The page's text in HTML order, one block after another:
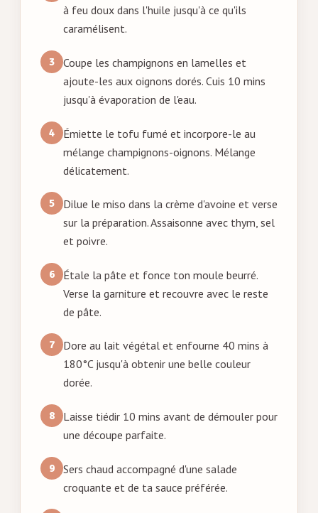
à feu doux dans l'huile jusqu'à ce qu'ils
caramélisent.
Coupe les champignons en lamelles et
ajoute-les aux oignons dorés. Cuis 10 mins
jusqu'à évaporation de l'eau.
Émiette le tofu fumé et incorpore-le au
mélange champignons-oignons. Mélange
délicatement.
Dilue le miso dans la crème d'avoine et verse
sur la préparation. Assaisonne avec thym, sel
et poivre.
Étale la pâte et fonce ton moule beurré.
Verse la garniture et recouvre avec le reste
de pâte.
Dore au lait végétal et enfourne 40 mins à
180°C jusqu'à obtenir une belle couleur
dorée.
Laisse tiédir 10 mins avant de démouler pour
une découpe parfaite.
Sers chaud accompagné d'une salade
croquante et de ta sauce préférée.